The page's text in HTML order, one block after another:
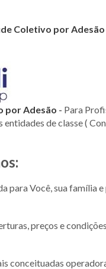
Coletivo por Adesão
por Adesão - Para
entidades de classe (
para Você, sua família e
preços e
conceituadas